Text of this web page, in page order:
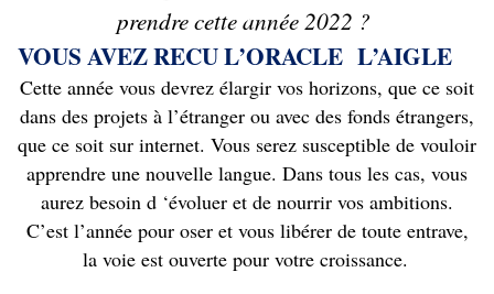
prendre cette année 2022 ?
VOUS AVEZ RECU L’ORACLE L’AIGLE
Cette année vous devrez élargir vos horizons, que ce soit
dans des projets à l’étranger ou avec des fonds étrangers,
que ce soit sur internet. Vous serez susceptible de vouloir
apprendre une nouvelle langue. Dans tous les cas, vous
aurez besoin d ‘évoluer et de nourrir vos ambitions.
C’est l’année pour oser et vous libérer de toute entrave,
la voie est ouverte pour votre croissance.